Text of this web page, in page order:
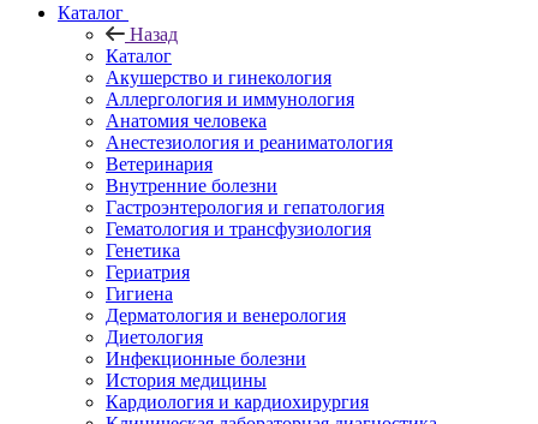
Каталог
Назад
Каталог
Акушерство и гинекология
Аллергология и иммунология
Анатомия человека
Анестезиология и реаниматология
Ветеринария
Внутренние болезни
Гастроэнтерология и гепатология
Гематология и трансфузиология
Генетика
Гериатрия
Гигиена
Дерматология и венерология
Диетология
Инфекционные болезни
История медицины
Кардиология и кардиохирургия